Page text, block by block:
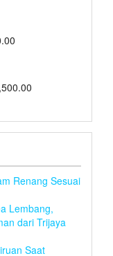
Renang Sesuai
Lembang,
dari Trijaya
Saat